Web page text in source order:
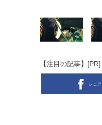
【注目の記事】[PR]
シェア